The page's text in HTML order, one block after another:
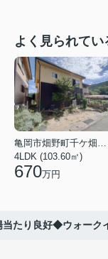
よく見られてい
4LDK (103.60㎡)
670万円
たり良好◆ウォーク